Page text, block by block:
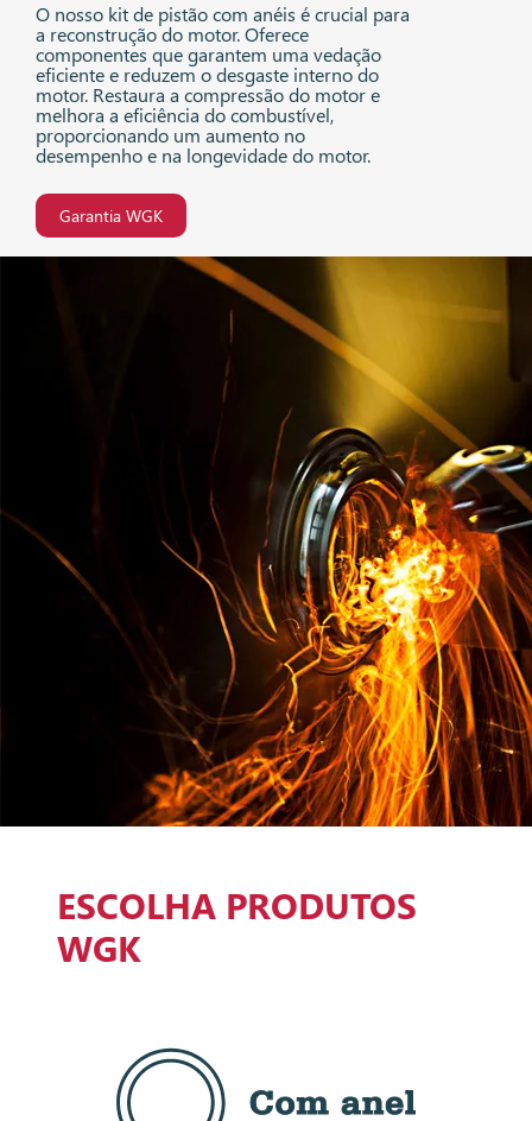
O nosso kit de pistão com anéis é crucial para
a reconstrução do motor. Oferece
componentes que garantem uma vedação
eficiente e reduzem o desgaste interno do
motor. Restaura a compressão do motor e
melhora a eficiência do combustível,
proporcionando um aumento no
desempenho e na longevidade do motor.
Garantia WGK
ESCOLHA PRODUTOS
WGK